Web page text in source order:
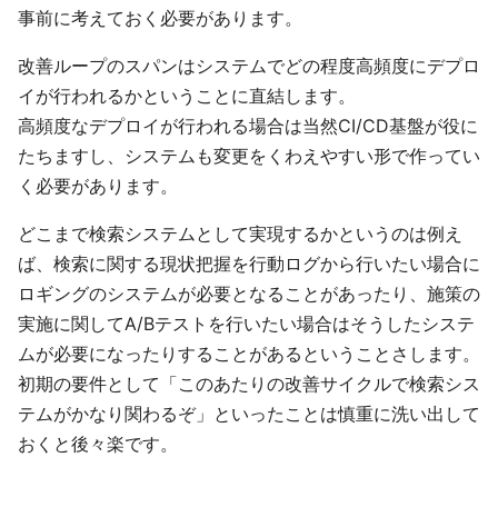
事前に考えておく必要があります。
改善ループのスパンはシステムでどの程度高頻度にデプロ
イが行われるかということに直結します。
高頻度なデプロイが行われる場合は当然CI/CD基盤が役に
たちますし、システムも変更をくわえやすい形で作ってい
く必要があります。
どこまで検索システムとして実現するかというのは例え
ば、検索に関する現状把握を行動ログから行いたい場合に
ロギングのシステムが必要となることがあったり、施策の
実施に関してA/Bテストを行いたい場合はそうしたシステ
ムが必要になったりすることがあるということさします。
初期の要件として「このあたりの改善サイクルで検索シス
テムがかなり関わるぞ」といったことは慎重に洗い出して
おくと後々楽です。